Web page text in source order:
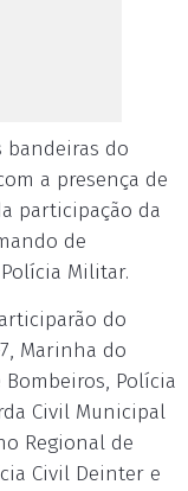
bandeiras do
a presença de
participação da
de
Militar.
do
Marinha do
Polícia
Civil Municipal
Regional de
Civil Deinter e